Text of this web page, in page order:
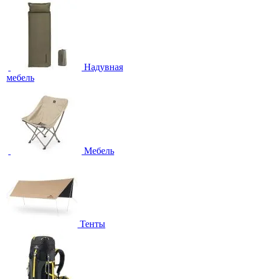
Надувная
мебель
Мебель
Тенты